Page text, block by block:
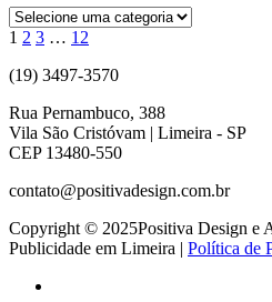
1 2 3 … 12
(19) 3497-3570
Rua Pernambuco, 388
Vila São Cristóvam | Limeira - SP
CEP 13480-550
contato@positivadesign.com.br
Copyright © 2025Positiva Design e
Publicidade em Limeira | Política de